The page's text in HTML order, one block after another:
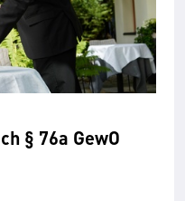
§ 76a GewO